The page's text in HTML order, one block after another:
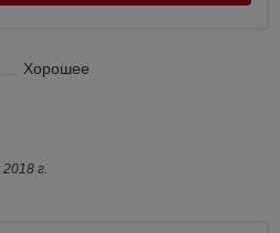
Хорошее
г.